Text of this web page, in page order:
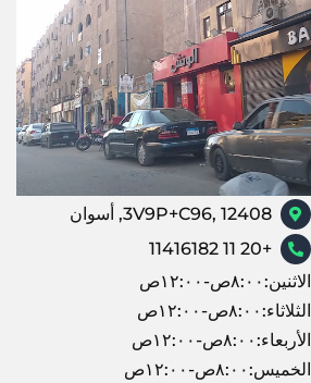
3V9P+C96, 12408, أسوان
+20 11 11416182
الاثنين:٨:٠٠ص-١٢:٠٠ص
الثلاثاء:٨:٠٠ص-١٢:٠٠ص
الأربعاء:٨:٠٠ص-١٢:٠٠ص
الخميس:٨:٠٠ص-١٢:٠٠ص